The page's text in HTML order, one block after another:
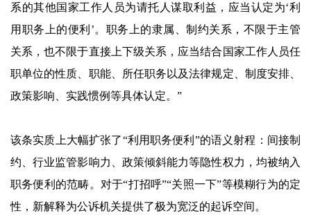
系的其他国家工作人员为请托人谋取利益，应当认定为‘利
用职务上的便利’。职务上的隶属、制约关系，不限于主管
关系，也不限于直接上下级关系，应当结合国家工作人员任
职单位的性质、职能、所任职务以及法律规定、制度安排、
政策影响、实践惯例等具体认定。”
该条实质上大幅扩张了“利用职务便利”的语义射程：间接制
约、行业监管影响力、政策倾斜能力等隐性权力，均被纳入
职务便利的范畴。对于“打招呼”“关照一下”等模糊行为的定
性，新解释为公诉机关提供了极为宽泛的起诉空间。